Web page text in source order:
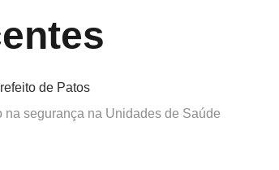
de Patos
na segurança na Unidades de Saúde